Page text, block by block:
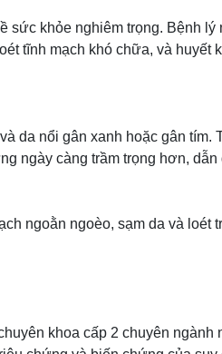
sức khỏe nghiêm trọng. Bệnh lý
tĩnh mạch khó chữa, và huyết
da nổi gân xanh hoặc gân tím.
ngày càng trầm trọng hơn, dẫn
ngoằn ngoèo, sạm da và loét
khoa cấp 2 chuyên ngành